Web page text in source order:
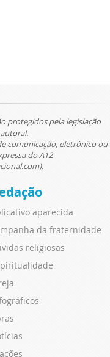
protegidos pela legislação
comunicação, eletrônico ou
do A12
aparecida
da fraternidade
religiosas